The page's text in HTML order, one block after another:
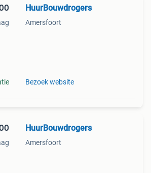
HuurBouwdrogers
Amersfoort
Bezoek website
HuurBouwdrogers
Amersfoort